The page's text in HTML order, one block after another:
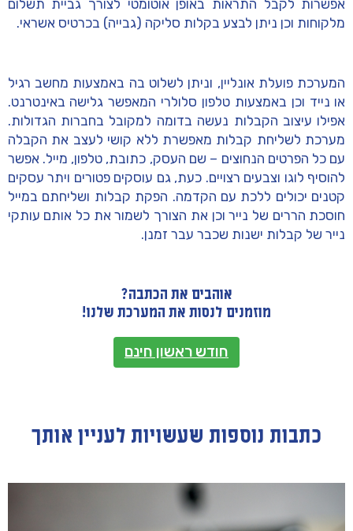
אפשרות לקבל התראות באופן אוטומטי לצורך גביית תשלום
מלקוחות וכן ניתן לבצע בקלות סליקה (גבייה) בכרטיס אשראי.
המערכת פועלת אונליין, וניתן לשלוט בה באמצעות מחשב רגיל
או נייד וכן באמצעות טלפון סלולרי המאפשר גלישה באינטרנט.
אפילו עיצוב הקבלות נעשה בדומה למקובל בחברות הגדולות.
מערכת לשליחת קבלות מאפשרת ללא קושי לעצב את הקבלה
עם כל הפרטים הנחוצים – שם העסק, כתובת, טלפון, מייל. אפשר
להוסיף לוגו וצבעים רצויים. כעת, גם עוסקים פטורים ויתר עסקים
קטנים יכולים ללכת עם הקדמה. הפקת קבלות ושליחתם במייל
חוסכת הררים של נייר וכן את הצורך לשמור את כל אותם עותקי
נייר של קבלות ישנות שכבר עבר זמנן.
אוהבים את הכתבה?
מוזמנים לנסות את המערכת שלנו!
חודש ראשון חינם
כתבות נוספות שעשויות לעניין אותך